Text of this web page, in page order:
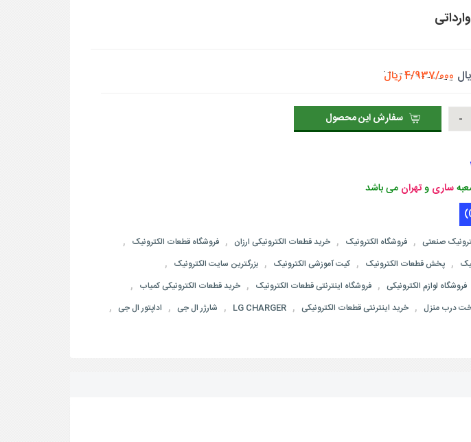
4/937/000 ریال
سفارش این محصول
ساری وتهران می باشد
صنعتی , فروشگاه الکترونیک , خرید قطعات الکترونیکی ارزان , فروشگاه قطعات الکترونیک ,
, پخش قطعات الکترونیک , کیت آموزشی الکترونیک , بزرگترین سایت الکترونیک ,
فروشگاه لوازم الکترونیکی , فروشگاه اینترنتی قطعات الکترونیک , خرید قطعات الکترونیکی کمیاب ,
درب منزل , خرید اینترنتی قطعات الکترونیکی ,
LG CHARGER
, شارژر ال جی , اداپتور ال جی ,